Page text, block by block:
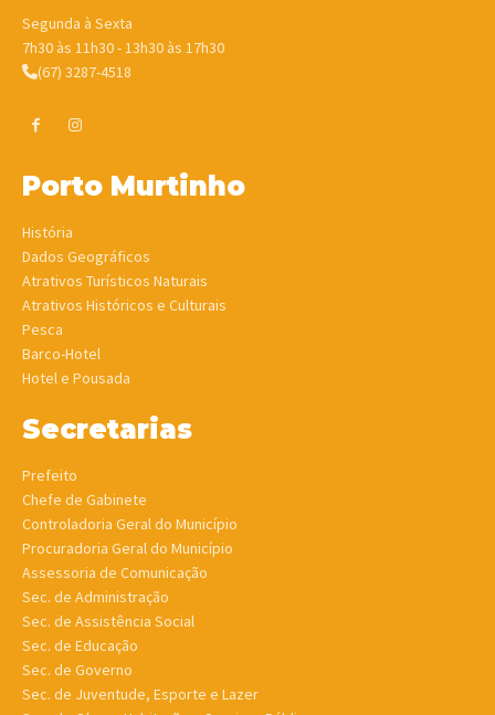
Segunda à Sexta
7h30 às 11h30 - 13h30 às 17h30
(67) 3287-4518
Porto Murtinho
História
Dados Geográficos
Atrativos Turísticos Naturais
Atrativos Históricos e Culturais
Pesca
Barco-Hotel
Hotel e Pousada
Secretarias
Prefeito
Chefe de Gabinete
Controladoria Geral do Município
Procuradoria Geral do Município
Assessoria de Comunicação
Sec. de Administração
Sec. de Assistência Social
Sec. de Educação
Sec. de Governo
Sec. de Juventude, Esporte e Lazer